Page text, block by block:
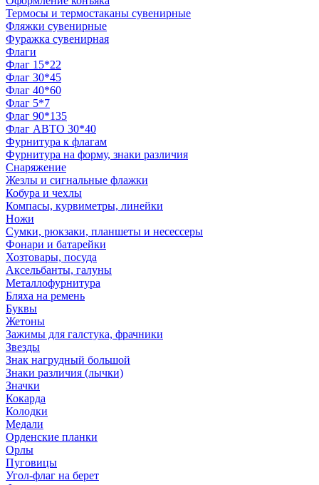
Термосы и термостаканы сувенирные
Фляжки сувенирные
Фуражка сувенирная
Флаги
Флаг 15*22
Флаг 30*45
Флаг 40*60
Флаг 5*7
Флаг 90*135
Флаг АВТО 30*40
Фурнитура к флагам
Фурнитура на форму, знаки различия
Снаряжение
Жезлы и сигнальные флажки
Кобура и чехлы
Компасы, курвиметры, линейки
Ножи
Сумки, рюкзаки, планшеты и несессеры
Фонари и батарейки
Хозтовары, посуда
Аксельбанты, галуны
Металлофурнитура
Бляха на ремень
Буквы
Жетоны
Зажимы для галстука, фрачники
Звезды
Знак нагрудный большой
Знаки различия (лычки)
Значки
Кокарда
Колодки
Медали
Орденские планки
Орлы
Пуговицы
Угол-флаг на берет